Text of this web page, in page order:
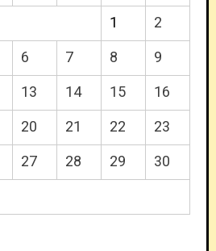
1
2
6 7 8
9
13 14 15
16
20 21 22
23
27 28 29
30